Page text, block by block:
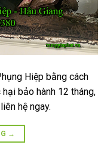
Hiệp bằng cách
bảo hành 12 tháng,
hệ ngay.
→